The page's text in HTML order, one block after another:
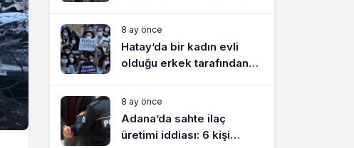
8 ay önce
Hatay’da bir kadın evli
olduğu erkek tarafından
8 ay önce
Adana’da sahte ilaç
üretimi iddiası: 6 kişi